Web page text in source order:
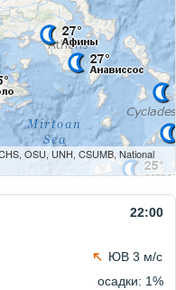
OSU, UNH, CSUMB, National
22:00
ЮВ 3 м/с
осадки: 1%